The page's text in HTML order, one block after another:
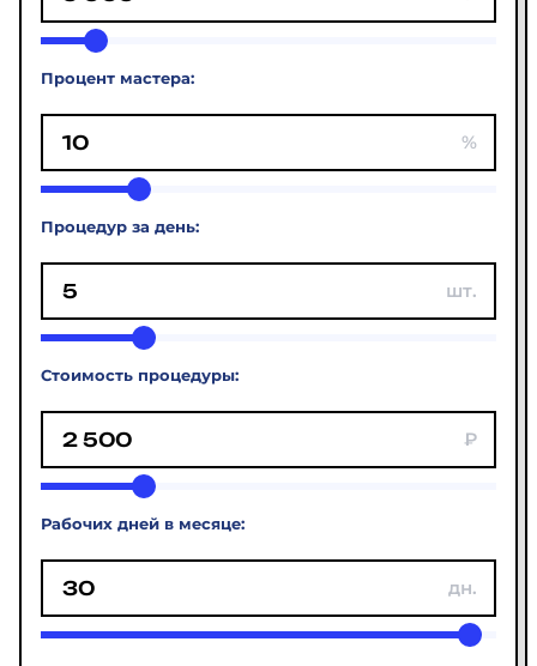
Процент мастера:
Процедур за день:
Стоимость процедуры:
Рабочих дней в месяце: